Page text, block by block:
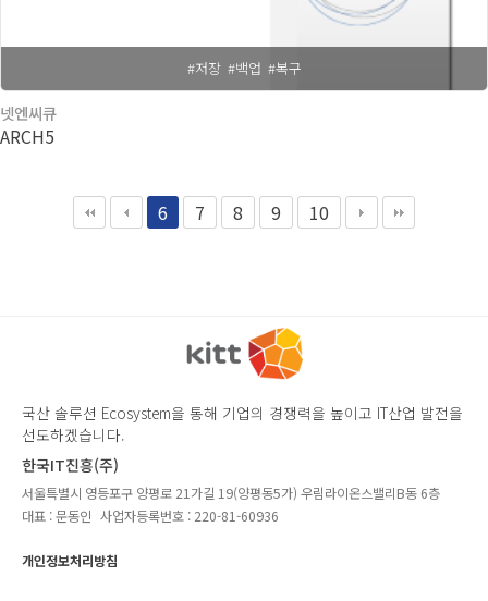
#저장 #백업 #복구
넷엔씨큐
ARCH5
6 7 8 9 10
국산 솔루션 Ecosystem을 통해 기업의 경쟁력을 높이고 IT산업 발전을
선도하겠습니다.
한국IT진흥(주)
서울특별시 영등포구 양평로 21가길 19(양평동5가) 우림라이온스밸리B동 6층
대표 : 문동인 사업자등록번호 : 220-81-60936
개인정보처리방침